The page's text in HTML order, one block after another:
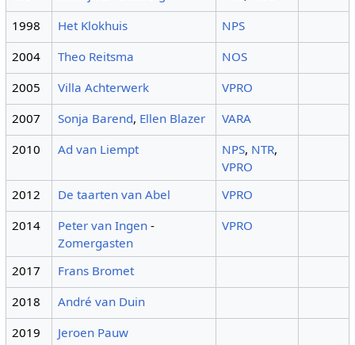
1998
Het Klokhuis
NPS
2004
Theo Reitsma
NOS
2005
Villa Achterwerk
VPRO
2007
Sonja Barend, Ellen Blazer
VARA
2010
Ad van Liempt NPS, NTR,
VPRO
2012
De taarten van Abel
VPRO
2014
Peter van Ingen -
Zomergasten
VPRO
2017
Frans Bromet
2018
André van Duin
2019
Jeroen Pauw